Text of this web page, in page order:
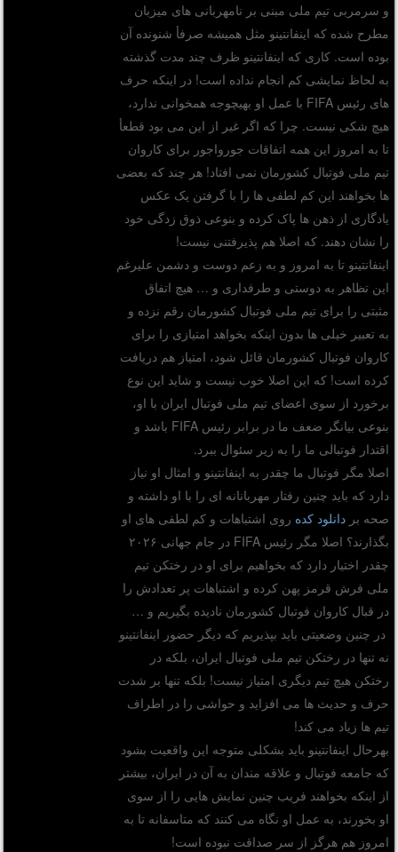
و سرمربی تیم ملی مبنی بر نامهربانی های میزبان
مطرح شده که اینفانتینو مثل همیشه صرفأ شنونده آن
بوده است. کاری که اینفانتینو ظرف چند مدت گذشته
به لحاظ نمایشی کم انجام نداده است! در اینکه حرف
های رئیس FIFA با عمل او بهیچوجه همخوانی ندارد،
هیچ شکی نیست. چرا که اگر غیر از این می بود قطعأ
تا به امروز این همه اتفاقات جورواجور برای کاروان
تیم ملی فوتبال کشورمان نمی افتاد! هر چند که بعضی
ها بخواهند این کم لطفی ها را با گرفتن یک عکس
یادگاری از ذهن ها پاک کرده و بنوعی ذوق زدگی خود
را نشان دهند. که اصلا هم پذیرفتنی نیست!
اینفانتینو تا به امروز و به زعم دوست و دشمن علیرغم
این تظاهر به دوستی و طرفداری و … هیچ اتفاق
مثبتی را برای تیم ملی فوتبال کشورمان رقم نزده و
به تعبیر خیلی ها بدون اینکه بخواهد امتیازی را برای
کاروان فوتبال کشورمان قائل شود، امتیاز هم دریافت
کرده است! که این اصلا خوب نیست و شاید این نوع
برخورد از سوی اعضای تیم ملی فوتبال ایران با او،
بنوعی بیانگر ضعف ما در برابر رئیس FIFA باشد و
اقتدار فوتبالی ما را به زیر سئوال ببرد.
اصلا مگر فوتبال ما چقدر به اینفانتینو و امثال او نیاز
دارد که باید چنین رفتار مهربانانه ای را با او داشته و
صحه بر دانلود کدهروی اشتباهات و کم لطفی های او
بگذارند؟ اصلا مگر رئیس FIFA در جام جهانی ۲۰۲۶
چقدر اختیار دارد که بخواهیم برای او در رختکن تیم
ملی فرش قرمز پهن کرده و اشتباهات پر تعدادش را
در قبال کاروان فوتبال کشورمان نادیده بگیریم و …
در چنین وضعیتی باید بپذیریم که دیگر حضور اینفانتینو
نه تنها در رختکن تیم ملی فوتبال ایران، بلکه در
رختکن هیچ تیم دیگری امتیاز نیست! بلکه تنها بر شدت
حرف و حدیث ها می افزاید و حواشی را در اطراف
تیم ها زیاد می کند!
بهرحال اینفانتینو باید بشکلی متوجه این واقعیت بشود
که جامعه فوتبال و علاقه مندان به آن در ایران، بیشتر
از اینکه بخواهند فریب چنین نمایش هایی را از سوی
او بخورند، به عمل او نگاه می کنند که متاسفانه تا به
امروز هم هرگز از سر صداقت نبوده است!